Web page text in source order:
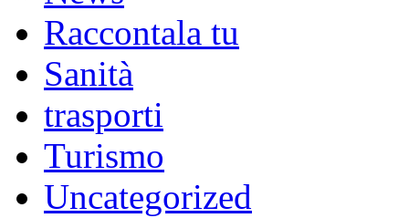
Raccontala tu
Sanità
trasporti
Turismo
Uncategorized